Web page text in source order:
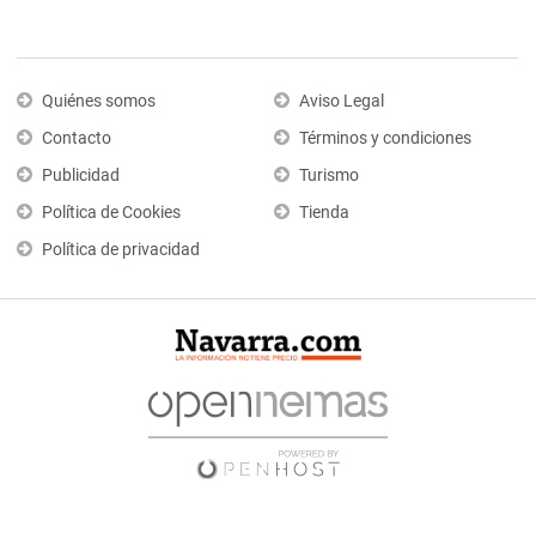
Quiénes somos
Contacto
Publicidad
Política de Cookies
Política de privacidad
Aviso Legal
Términos y condiciones
Turismo
Tienda